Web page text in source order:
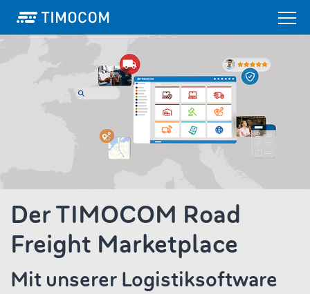
Der TIMOCOM Road
Freight Marketplace
Mit unserer Logistiksoftware